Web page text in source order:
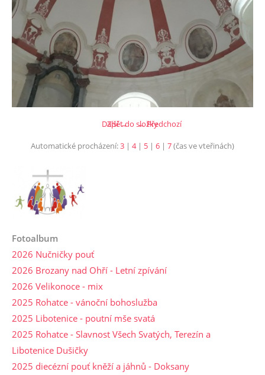
← Předchozí
Další →
Zpět do složky
Automatické procházení:3 | 4| 5 | 6 | 7(čas ve vteřinách)
Fotoalbum
2026 Nučničky pouť
2026 Brozany nad Ohří - Letní zpívání
2026 Velikonoce - mix
2025 Rohatce - vánoční bohoslužba
2025 Libotenice - poutní mše svatá
2025 Rohatce - Slavnost Všech Svatých, Terezín a
Libotenice Dušičky
2025 diecézní pouť kněží a jáhnů - Doksany